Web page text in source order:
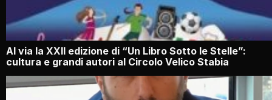
Al via la XXII edizione di “Un Libro Sotto le Stelle”:
cultura e grandi autori al Circolo Velico Stabia